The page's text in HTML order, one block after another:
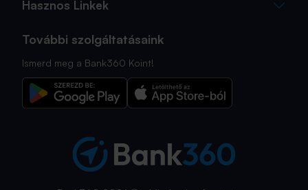
Hasznos Linkek
További szolgáltatásaink
Ismerd meg a Bank360 Koint!